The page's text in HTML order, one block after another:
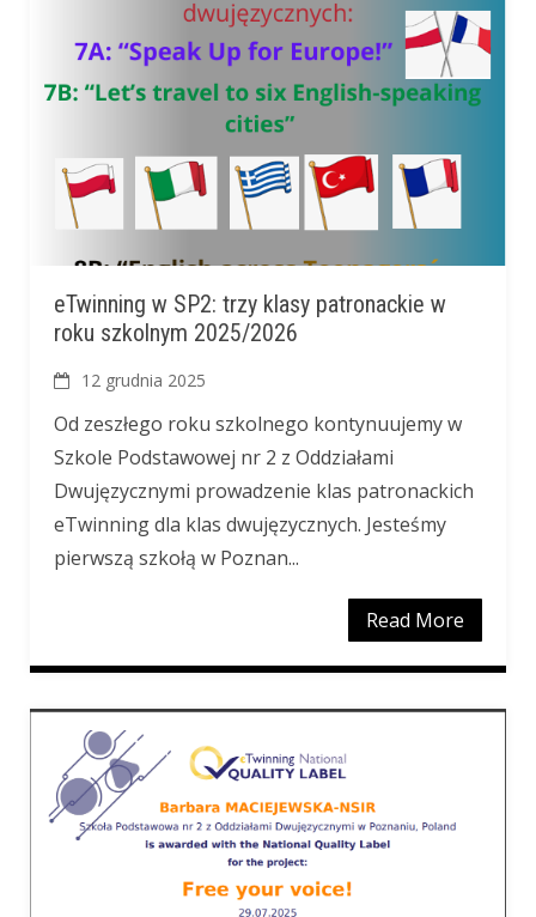
eTwinning w SP2: trzy klasy patronackie w
roku szkolnym 2025/2026
12 grudnia 2025
Od zeszłego roku szkolnego kontynuujemy w
Szkole Podstawowej nr 2 z Oddziałami
Dwujęzycznymi prowadzenie klas patronackich
eTwinning dla klas dwujęzycznych. Jesteśmy
pierwszą szkołą w Poznan...
Read More